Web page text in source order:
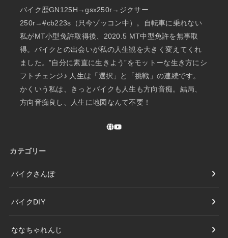
バイク歴GN125H→gsx250r→ジクサー
250r→#cb223s（只今ゾッコン中）。自転車に乗れない
私がMT小型免許取得後、2020.5 MT中型免許を無事取
得。バイクとの出会いが私の人生観を大きく変えてくれ
ました。”自分に素直に生きよう”をモットーな生き方にシ
フトチェンジ♪ 人生は「選択」と「挑戦」の連続です。
かくいう私は、きっとバイクも人生も方向音痴。結局、
方向音痴良し、人生に地図なんて不要！
カテゴリー
バイクさんぽ
バイクDIY
ななちゃれんじ